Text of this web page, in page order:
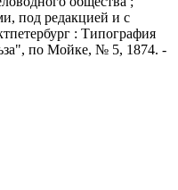
под редакцией и с
: Типография
по Мойке, № 5, 1874. -